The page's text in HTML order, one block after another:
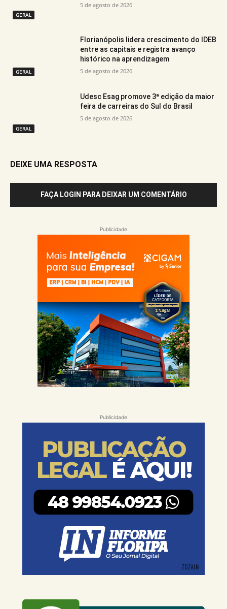
GERAL
5 de agosto de 2026
GERAL
Florianópolis lidera crescimento do IDEB
entre as capitais e registra avanço
histórico na aprendizagem
5 de agosto de 2026
GERAL
Udesc Esag promove 3ª edição da maior
feira de carreiras do Sul do Brasil
5 de agosto de 2026
DEIXE UMA RESPOSTA
FAÇA LOGIN PARA DEIXAR UM COMENTÁRIO
Publicidade
Publicidade